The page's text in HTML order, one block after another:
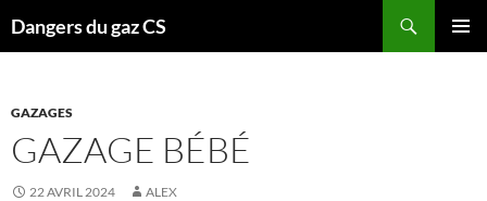
Dangers du gaz CS
GAZAGES
GAZAGE BÉBÉ
22 AVRIL 2024 ALEX